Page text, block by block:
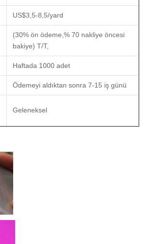
US$3,5-8,5/yard
(30% ön ödeme,% 70 nakliye öncesi
bakiye) T/T,
Haftada 1000 adet
Ödemeyi aldıktan sonra 7-15 iş günü
Geleneksel